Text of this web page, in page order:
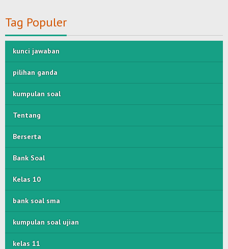
Tag Populer
kunci jawaban
pilihan ganda
kumpulan soal
Tentang
Berserta
Bank Soal
Kelas 10
bank soal sma
kumpulan soal ujian
kelas 11